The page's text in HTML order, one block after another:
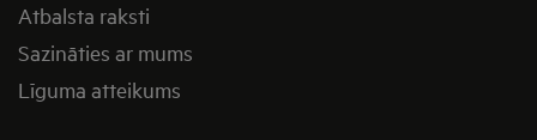
Atbalsta raksti
Sazināties ar mums
Līguma atteikums